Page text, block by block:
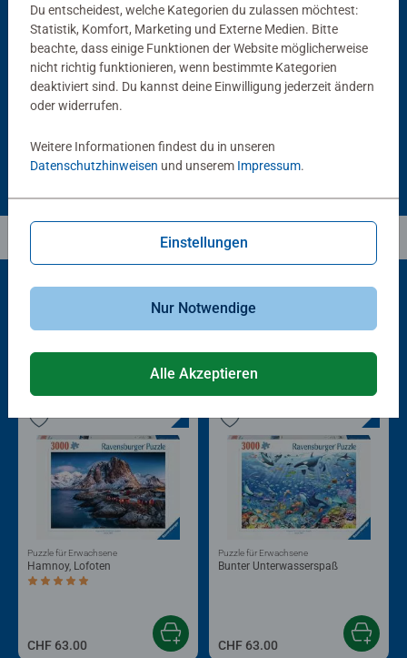
Puzzle Conserver Permanent
Durchschnittliche Bewertung 4.4 von 5 Sternen.
Puzzlezubehör
Puzzle-Rahmen, schwarz
Puzzlezubehör
Beliebte Auswahl
Andere Kunden mögen auch
Hamnoy, Lofoten
Durchschnittliche Bewertung 5.0 von 5 Sternen.
Puzzle für Erwachsene
CHF 63.00
Bunter Unterwasserspaß
Puzzle für Erwachsene
CHF 63.00
Du entscheidest, welche Kategorien du zulassen möchtest:
Statistik, Komfort, Marketing und Externe Medien. Bitte
beachte, dass einige Funktionen der Website möglicherweise
nicht richtig funktionieren, wenn bestimmte Kategorien
deaktiviert sind. Du kannst deine Einwilligung jederzeit ändern
oder widerrufen.
Weitere Informationen findest du in unseren
Datenschutzhinweisen und unserem Impressum.
Einstellungen
Nur Notwendige
Alle Akzeptieren